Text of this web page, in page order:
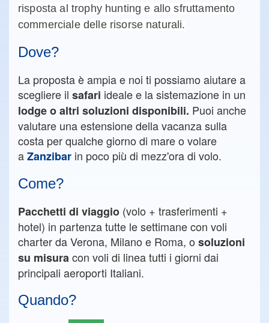
risposta al trophy hunting e allo sfruttamento
commerciale delle risorse naturali.
Dove?
La proposta è ampia e noi ti possiamo aiutare a
scegliere il safari ideale e la sistemazione in un
lodge o altri soluzioni disponibili. Puoi anche
valutare una estensione della vacanza sulla
costa per qualche giorno di mare o volare
aZanzibar in poco più di mezz'ora di volo.
Come?
Pacchetti di viaggio (volo + trasferimenti +
hotel) in partenza tutte le settimane con voli
charter da Verona, Milano e Roma, o soluzioni
su misuracon voli di linea tutti i giorni dai
principali aeroporti Italiani.
Quando?